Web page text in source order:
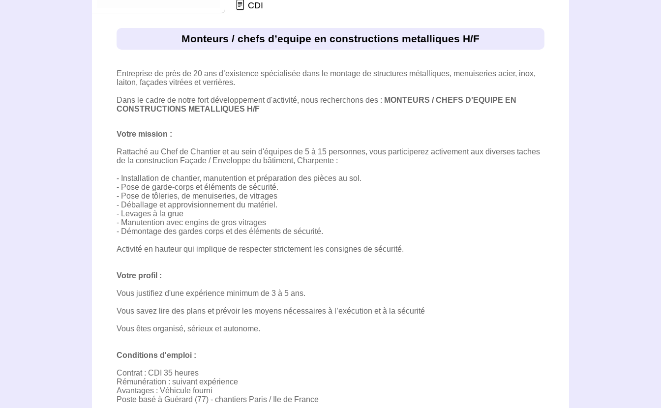
CDI
Monteurs / chefs d’equipe en constructions metalliques H/F
Entreprise de près de 20 ans d’existence spécialisée dans le montage de structures métalliques, menuiseries acier, inox,
laiton, façades vitrées et verrières.
Dans le cadre de notre fort développement d'activité, nous recherchons des : MONTEURS / CHEFS D’EQUIPE EN
CONSTRUCTIONS METALLIQUES H/F
Votre mission :
Rattaché au Chef de Chantier et au sein d'équipes de 5 à 15 personnes, vous participerez activement aux diverses taches
de la construction Façade / Enveloppe du bâtiment, Charpente :
- Installation de chantier, manutention et préparation des pièces au sol.
- Pose de garde-corps et éléments de sécurité.
- Pose de tôleries, de menuiseries, de vitrages
- Déballage et approvisionnement du matériel.
- Levages à la grue
- Manutention avec engins de gros vitrages
- Démontage des gardes corps et des éléments de sécurité.
Activité en hauteur qui implique de respecter strictement les consignes de sécurité.
Votre profil :
Vous justifiez d'une expérience minimum de 3 à 5 ans.
Vous savez lire des plans et prévoir les moyens nécessaires à l’exécution et à la sécurité
Vous êtes organisé, sérieux et autonome.
Conditions d'emploi :
Contrat : CDI 35 heures
Rémunération : suivant expérience
Avantages : Véhicule fourni
Poste basé à Guérard (77) - chantiers Paris / Ile de France